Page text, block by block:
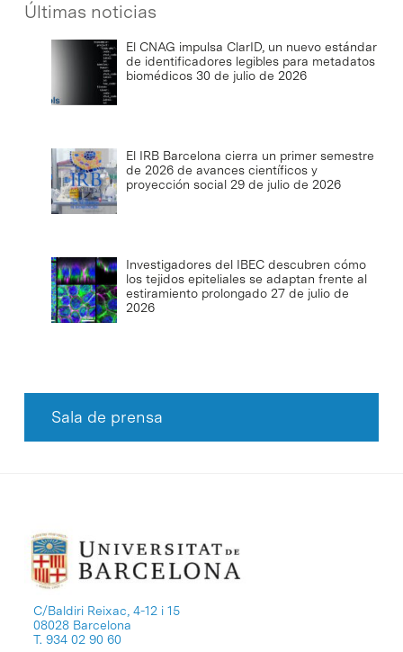
Últimas noticias
El CNAG impulsa ClarID, un nuevo estándar
de identificadores legibles para metadatos
biomédicos 30 de julio de 2026
El IRB Barcelona cierra un primer semestre
de 2026 de avances científicos y
proyección social 29 de julio de 2026
Investigadores del IBEC descubren cómo
los tejidos epiteliales se adaptan frente al
estiramiento prolongado 27 de julio de
2026
Sala de prensa
C/Baldiri Reixac, 4-12 i 15
08028 Barcelona
T. 934 02 90 60